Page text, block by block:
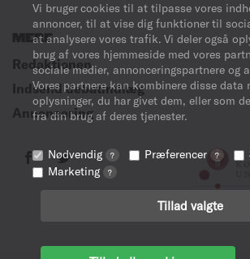
Vi bruger cookies til at tilpasse vores
annoncer, til at vise dig funktioner til
at analysere vores trafik. Vi deler også
brug af vores hjemmeside med vores
sociale medier, annonceringspartnere og
Vores partnere kan kombinere disse data
oplysninger, du har givet dem, eller som
fra din brug af deres tjenester.
Nødvendig ? Præferencer ?
Marketing ?
Tillad valgte
MERE
Redaktionen
Indsend debatindlæg
Annoncering